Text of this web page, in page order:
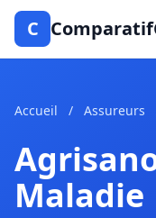
C
Accueil / Assureurs
Maladie